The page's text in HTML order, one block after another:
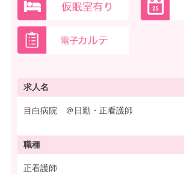
求人名
目白病院 ＠日勤・正看護師
職種
正看護師